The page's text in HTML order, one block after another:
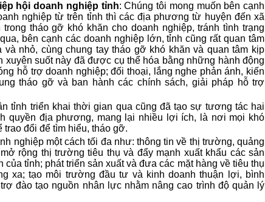
hội doanh nghiệp tỉnh: Chúng tôi mong muốn bên cạnh
nghiệp từ trên tỉnh thì các địa phương từ huyện đến xã
tháo gỡ khó khăn cho doanh nghiệp, tránh tình trạng
bên cạnh các doanh nghiệp lớn, tỉnh cũng rất quan tâm
nhỏ, cùng chung tay tháo gỡ khó khăn và quan tâm kịp
xuyên suốt này đã được cụ thể hóa bằng những hành động
hỗ trợ doanh nghiệp; đối thoại, lắng nghe phản ánh, kiến
tháo gỡ và ban hành các chính sách, giải pháp hỗ trợ
tỉnh triển khai thời gian qua cũng đã tạo sự tương tác hai
quyền địa phương, mang lại nhiều lợi ích, là nơi mọi khó
trao đổi để tìm hiểu, tháo gỡ.
nghiệp một cách tối đa như: thông tin về thị trường, quảng
rộng thị trường tiêu thụ và đẩy mạnh xuất khẩu các sản
của tỉnh; phát triển sản xuất và đưa các mặt hàng về tiêu thụ
xa; tạo môi trường đầu tư và kinh doanh thuận lợi, bình
đào tạo nguồn nhân lực nhằm nâng cao trình độ quản lý